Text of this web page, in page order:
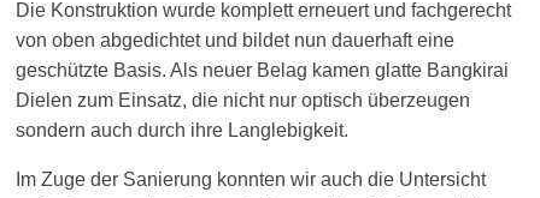
Die Konstruktion wurde komplett erneuert und fachgerecht
von oben abgedichtet und bildet nun dauerhaft eine
geschützte Basis. Als neuer Belag kamen glatte Bangkirai
Dielen zum Einsatz, die nicht nur optisch überzeugen
sondern auch durch ihre Langle­bigkeit.
Im Zuge der Sanierung konnten wir auch die Untersicht